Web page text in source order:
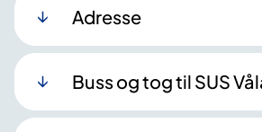
Adresse
Buss og tog til SUS